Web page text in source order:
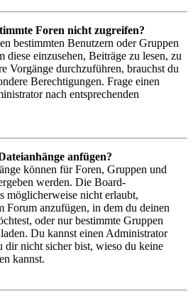
Foren nicht zugreifen?
bestimmten Benutzern oder Gruppen
diese einzusehen, Beiträge zu lesen, zu
Vorgänge durchzuführen, brauchst du
Berechtigungen. Frage einen
nach entsprechenden
anfügen?
können für Foren, Gruppen und
werden. Die Board-
möglicherweise nicht erlaubt,
Forum anzufügen, in dem du deinen
oder nur bestimmte Gruppen
Du kannst einen Administrator
dir nicht sicher bist, wieso du keine
kannst.